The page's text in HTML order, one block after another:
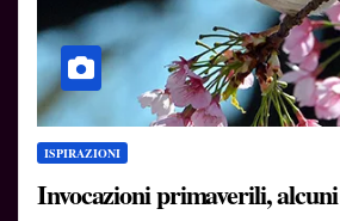
ISPIRAZIONI
Invocazioni primaverili,